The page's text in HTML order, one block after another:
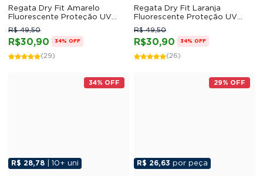
Regata Dry Fit Amarelo
Fluorescente Proteção UV
30+
R$30,90
R$ 49,50
34% OFF
(29)
Regata Dry Fit Laranja
Fluorescente Proteção UV
30+
R$30,90
R$ 49,50
34% OFF
(26)
34% OFF
R$ 28,78 | 10+ uni
29% OFF
R$ 26,63 por peça